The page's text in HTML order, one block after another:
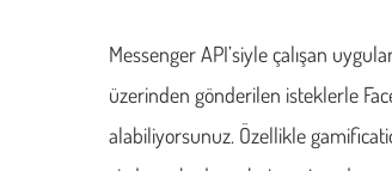
Messenger API’siyle çalışan
üzerinden gönderilen isteklerle
alabiliyorsunuz. Özellikle